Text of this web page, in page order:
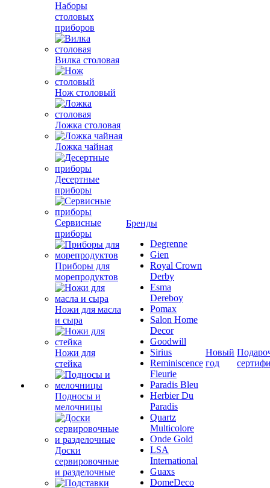
Наборы
столовых
приборов
Вилка столовая
Нож столовый
Ложка столовая
Ложка чайная
Десертные
приборы
Сервисные
приборы
Приборы для
морепродуктов
Ножи для масла
и сыра
Ножи для
стейка
Подносы и
мелочницы
Доски
сервировочные
и разделочные
Бренды
Degrenne
Gien
Royal Crown
Derby
Esma
Dereboy
Pomax
Salon Home
Decor
Goodwill
Sirius
Reminiscence
Fleurie
Paradis Bleu
Herbier Du
Paradis
Quartz
Multicolore
Onde Gold
LSA
International
Guaxs
DomeDeco
Новый
год